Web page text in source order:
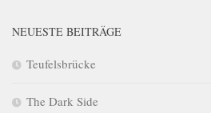
NEUESTE BEITRÄGE
Teufelsbrücke
The Dark Side